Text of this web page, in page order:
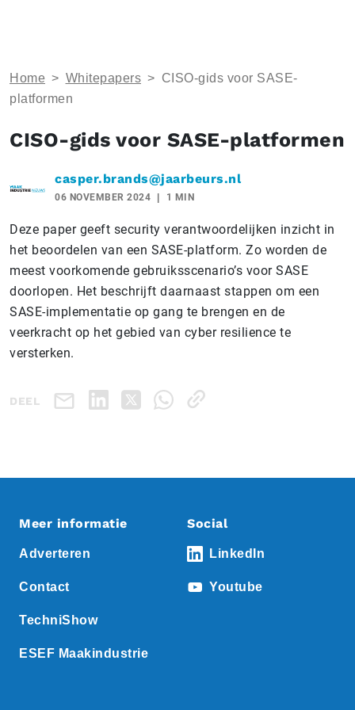
Home > Whitepapers > CISO-gids voor SASE-
platformen
CISO-gids voor SASE-platformen
casper.brands@jaarbeurs.nl
06 NOVEMBER 2024 1 MIN
Deze paper geeft security verantwoordelijken inzicht in
het beoordelen van een SASE-platform. Zo worden de
meest voorkomende gebruiksscenario’s voor SASE
doorlopen. Het beschrijft daarnaast stappen om een
SASE-implementatie op gang te brengen en de
veerkracht op het gebied van cyber resilience te
versterken.
DEEL
Meer informatie
Adverteren
Contact
TechniShow
ESEF Maakindustrie
Social
LinkedIn
Youtube